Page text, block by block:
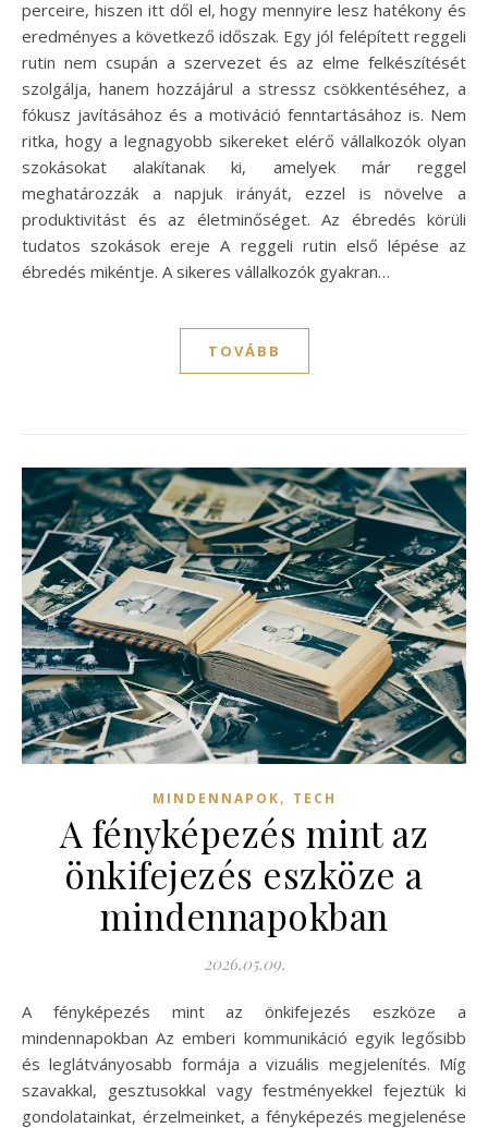
perceire, hiszen itt dől el, hogy mennyire lesz hatékony és
eredményes a következő időszak. Egy jól felépített reggeli
rutin nem csupán a szervezet és az elme felkészítését
szolgálja, hanem hozzájárul a stressz csökkentéséhez, a
fókusz javításához és a motiváció fenntartásához is. Nem
ritka, hogy a legnagyobb sikereket elérő vállalkozók olyan
szokásokat alakítanak ki, amelyek már reggel
meghatározzák a napjuk irányát, ezzel is növelve a
produktivitást és az életminőséget. Az ébredés körüli
tudatos szokások ereje A reggeli rutin első lépése az
ébredés mikéntje. A sikeres vállalkozók gyakran…
TOVÁBB
MINDENNAPOK, TECH
A fényképezés mint az
önkifejezés eszköze a
mindennapokban
2026.05.09.
A fényképezés mint az önkifejezés eszköze a
mindennapokban Az emberi kommunikáció egyik legősibb
és leglátványosabb formája a vizuális megjelenítés. Míg
szavakkal, gesztusokkal vagy festményekkel fejeztük ki
gondolatainkat, érzelmeinket, a fényképezés megjelenése